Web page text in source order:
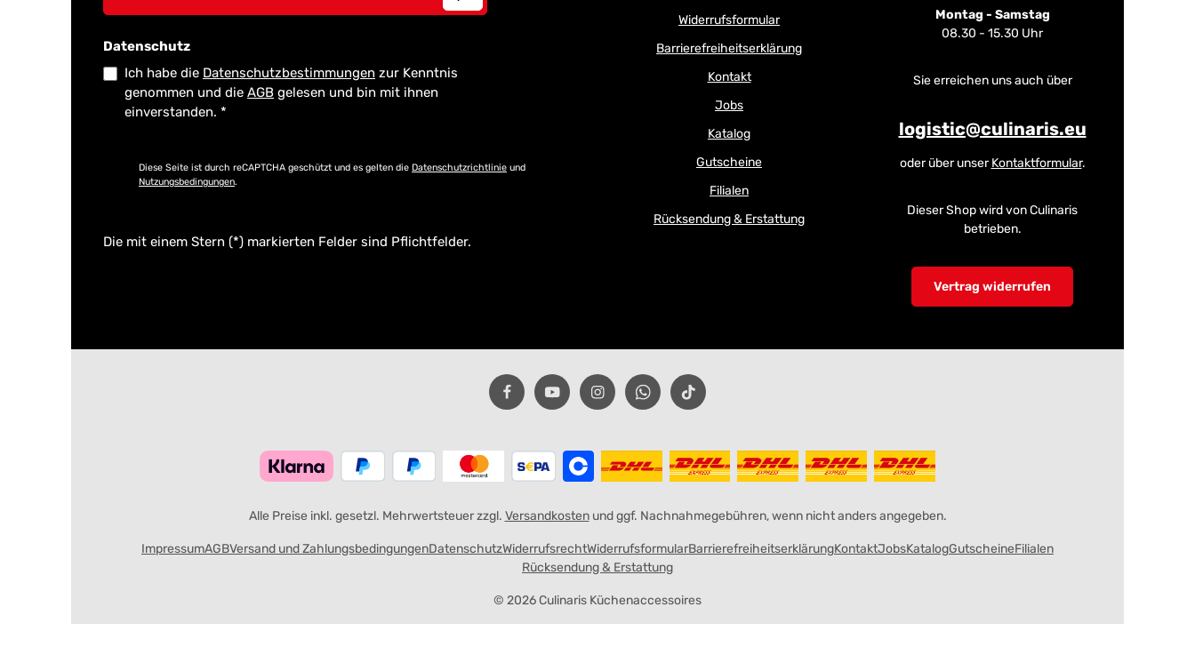
Datenschutz
Ich habe die Datenschutzbestimmungen zur Kenntnis
genommen und die AGB gelesen und bin mit ihnen
einverstanden. *
Diese Seite ist durch reCAPTCHA geschützt und es gelten die Datenschutzrichtlinie und
Nutzungsbedingungen.
Die mit einem Stern (*) markierten Felder sind Pflichtfelder.
Widerrufsformular
Barrierefreiheitserklärung
Kontakt
Jobs
Katalog
Gutscheine
Filialen
Rücksendung & Erstattung
Montag - Samstag
08.30 - 15.30 Uhr
Sie erreichen uns auch über
logistic@culinaris.eu
oder über unserKontaktformular.
Dieser Shop wird von Culinaris
betrieben.
Vertrag widerrufen
Alle Preise inkl. gesetzl. Mehrwertsteuer zzgl. Versandkostenund ggf. Nachnahmegebühren, wenn nicht anders angegeben.
© 2026 Culinaris Küchenaccessoires
ImpressumAGBVersand und ZahlungsbedingungenDatenschutzWiderrufsrechtWiderrufsformularBarrierefreiheitserklärungKontaktJobsKatalogGutscheineFilialen
Rücksendung & Erstattung